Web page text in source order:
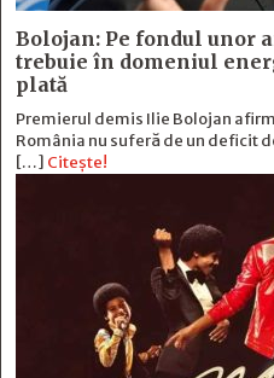
Bolojan: Pe fondul unor
trebuie în domeniul
plată
Premierul demis Ilie Bolojan
România nu suferă de un deficit
[…] Citește!